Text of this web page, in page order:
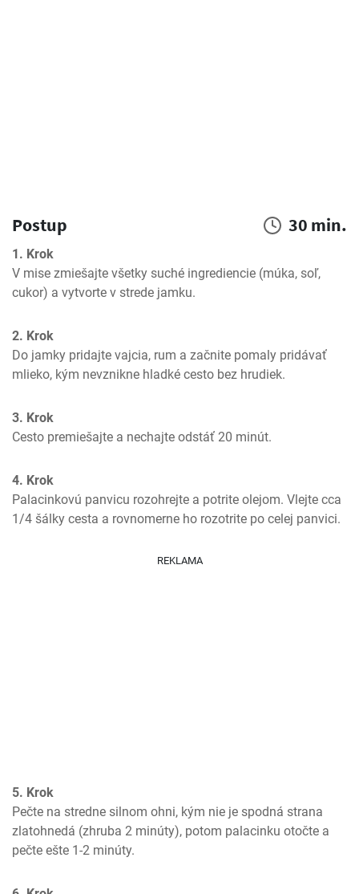
Postup 30 min.
1. Krok
V mise zmiešajte všetky suché ingrediencie (múka, soľ,
cukor) a vytvorte v strede jamku.
2. Krok
Do jamky pridajte vajcia, rum a začnite pomaly pridávať
mlieko, kým nevznikne hladké cesto bez hrudiek.
3. Krok
Cesto premiešajte a nechajte odstáť 20 minút.
4. Krok
Palacinkovú panvicu rozohrejte a potrite olejom. Vlejte cca
1/4 šálky cesta a rovnomerne ho rozotrite po celej panvici.
REKLAMA
5. Krok
Pečte na stredne silnom ohni, kým nie je spodná strana
zlatohnedá (zhruba 2 minúty), potom palacinku otočte a
pečte ešte 1-2 minúty.